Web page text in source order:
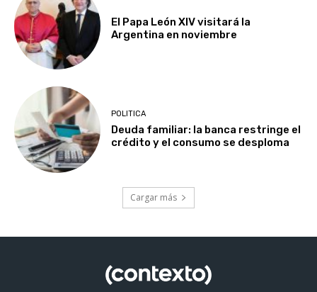
El Papa León XIV visitará la
Argentina en noviembre
POLITICA
Deuda familiar: la banca restringe el
crédito y el consumo se desploma
Cargar más